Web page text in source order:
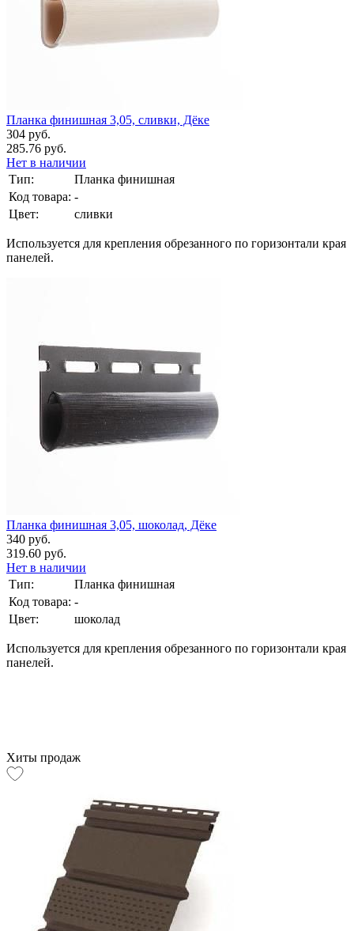
Планка финишная 3,05, сливки, Дёке
304 руб.
285.76 руб.
Нет в наличии
Тип:
Планка финишная
Код товара: -
Цвет:
сливки
Используется для крепления обрезанного по горизонтали края
панелей.
Планка финишная 3,05, шоколад, Дёке
340 руб.
319.60 руб.
Нет в наличии
Тип:
Планка финишная
Код товара: -
Цвет:
шоколад
Используется для крепления обрезанного по горизонтали края
панелей.
Хиты продаж